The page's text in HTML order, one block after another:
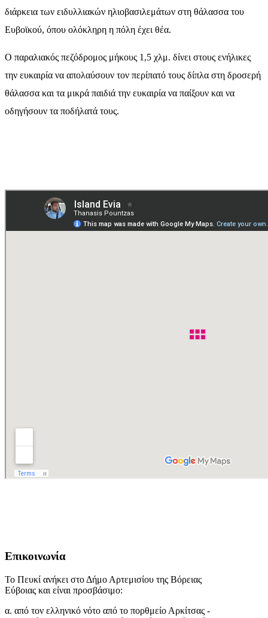
διάρκεια των ειδυλλιακών ηλιοβασιλεμάτων στη θάλασσα του
Ευβοϊκού, όπου ολόκληρη η πόλη έχει θέα.
Ο παραλιακός πεζόδρομος μήκους 1,5 χλμ. δίνει στους ενήλικες
την ευκαιρία να απολαύσουν τον περίπατό τους δίπλα στη δροσερή
θάλασσα και τα μικρά παιδιά την ευκαιρία να παίξουν και να
οδηγήσουν τα ποδήλατά τους.
Επικοινωνία
Το Πευκί ανήκει στο Δήμο Αρτεμισίου της Βόρειας
Εύβοιας και είναι προσβάσιμο:
α. από τον ελληνικό νότο από το πορθμείο Αρκίτσας -